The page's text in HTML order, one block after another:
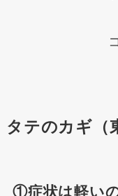
タテのカギ（
①症状は軽い